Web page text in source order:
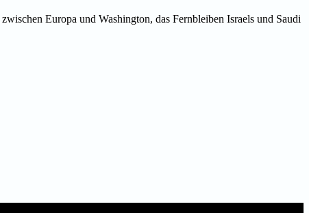
Europa und Washington, das Fernbleiben Israels und Saudi